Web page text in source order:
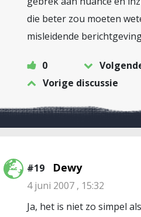
die beter zou moeten
misleidende
0
Vorige discussie
#19 Dewy
4 juni 2007 , 15:32
Ja, het is niet zo simpel